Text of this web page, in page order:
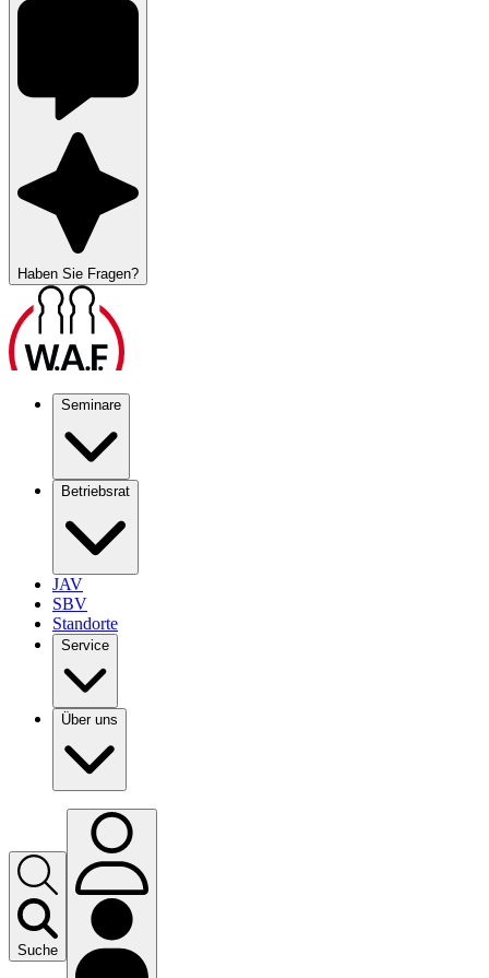
Haben Sie Fragen?
Seminare
Betriebsrat
JAV
SBV
Standorte
Service
Über uns
Suche